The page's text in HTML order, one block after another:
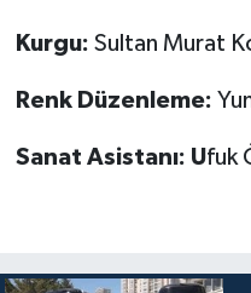
Kurgu: Sultan Murat
Renk Düzenleme:
Sanat Asistanı: Ufuk